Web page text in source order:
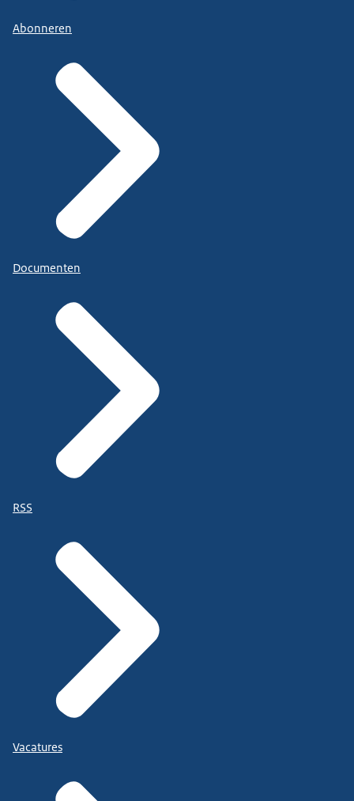
Abonneren
Documenten
RSS
Vacatures